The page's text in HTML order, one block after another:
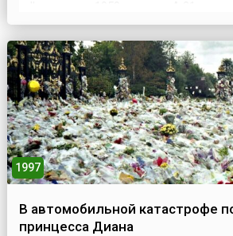
Кливленде открылся Музей и Зал
н-ролла посвящена наиболее извест...
1997
В автомобильной катастрофе
принцесса Диана